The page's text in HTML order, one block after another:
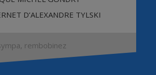
D’ALEXANDRE TYLSKI
rembobinez